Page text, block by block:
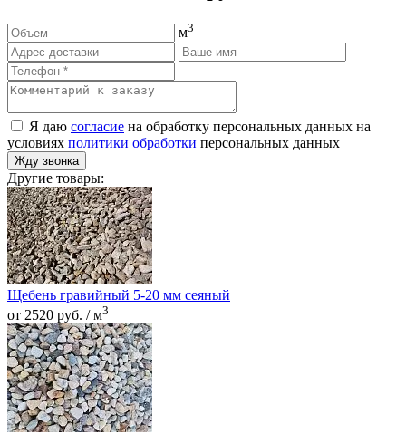
м3
Я даю согласие на обработку персональных данных на
условиях политики обработки персональных данных
Жду звонка
Другие товары:
Щебень гравийный 5-20 мм сеяный
от 2520 руб. / м3